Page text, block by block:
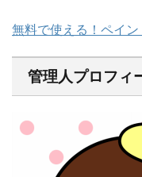
無料で使える！ペイン
管理人プロフィ